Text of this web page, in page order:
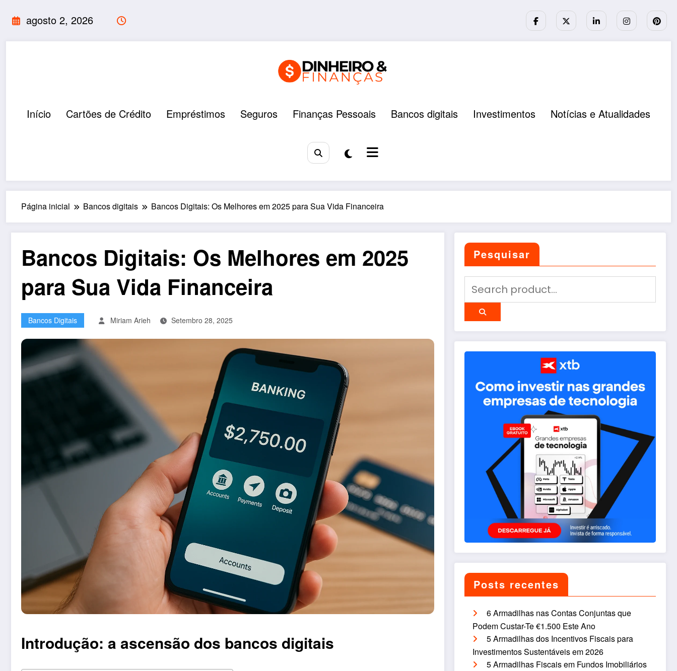
para
conteúdo
agosto 2, 2026
Início Cartões de Crédito Empréstimos Seguros Finanças Pessoais Bancos digitais Investimentos Notícias e Atualidades
Página inicial Bancos digitais Bancos Digitais: Os Melhores em 2025 para Sua Vida Financeira
Bancos Digitais: Os Melhores em 2025
para Sua Vida Financeira
Bancos Digitais Miriam Arieh Setembro 28, 2025
Introdução: a ascensão dos bancos digitais
Pesquisar
Posts recentes
6 Armadilhas nas Contas Conjuntas que
Podem Custar-Te €1.500 Este Ano
5 Armadilhas dos Incentivos Fiscais para
Investimentos Sustentáveis em 2026
5 Armadilhas Fiscais em Fundos Imobiliários